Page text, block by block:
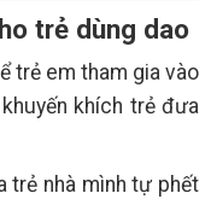
trẻ dùng dao
trẻ em tham gia vào
khích trẻ đưa
trẻ nhà mình tự phết